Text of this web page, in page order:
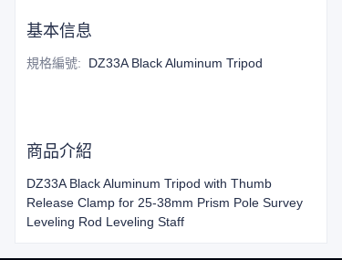
基本信息
規格編號: DZ33A Black Aluminum Tripod
商品介紹
DZ33A Black Aluminum Tripod with Thumb
Release Clamp for 25-38mm Prism Pole Survey
Leveling Rod Leveling Staff